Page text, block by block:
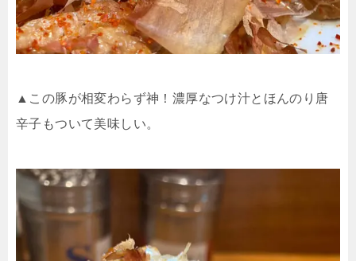
▲この豚が相変わらず神！濃厚なつけ汁とほんのり唐
辛子もついて美味しい。